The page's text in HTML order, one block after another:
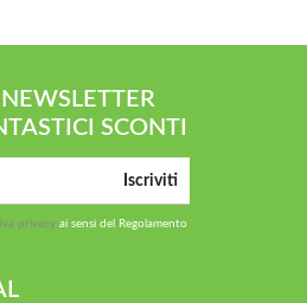
SCONTI
Iscriviti
privacy ai sensi del Regolamento